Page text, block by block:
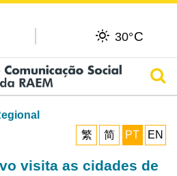
30°C
繁
简 PT EN
visita as cidades de